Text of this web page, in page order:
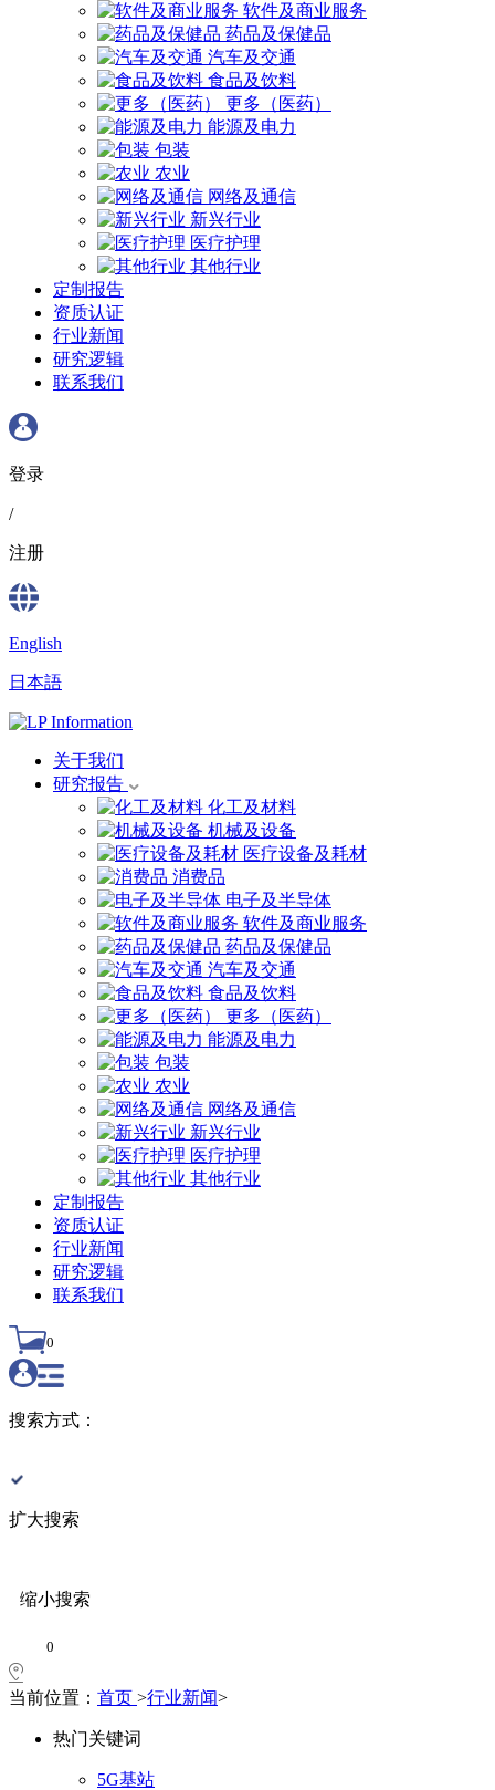
软件及商业服务
药品及保健品
汽车及交通
食品及饮料
更多（医药）
能源及电力
包装
农业
网络及通信
新兴行业
医疗护理
其他行业
定制报告
资质认证
行业新闻
研究逻辑
联系我们
登录
/
注册
English
日本語
关于我们
研究报告
化工及材料
机械及设备
医疗设备及耗材
消费品
电子及半导体
软件及商业服务
药品及保健品
汽车及交通
食品及饮料
更多（医药）
能源及电力
包装
农业
网络及通信
新兴行业
医疗护理
其他行业
定制报告
资质认证
行业新闻
研究逻辑
联系我们
0
搜索方式：
扩大搜索
缩小搜索
0
当前位置： 首页 >行业新闻>
热门关键词
5G基站